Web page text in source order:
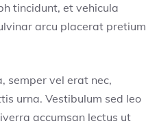
tincidunt, et vehicula
arcu placerat pretium
semper vel erat nec,
urna. Vestibulum sed leo
accumsan lectus ut